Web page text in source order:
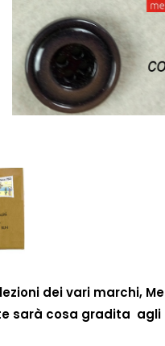
dei vari marchi,
sarà cosa gradita